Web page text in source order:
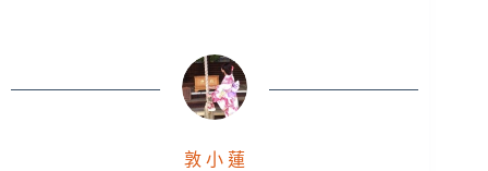
敦 小 蓮